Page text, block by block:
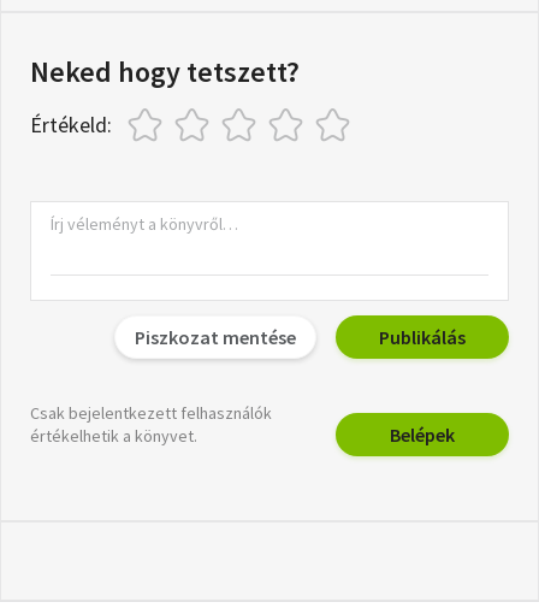
Neked hogy tetszett?
Értékeld:
Piszkozat mentése Publikálás
Csak bejelentkezett felhasználók
értékelhetik a könyvet.
Belépek